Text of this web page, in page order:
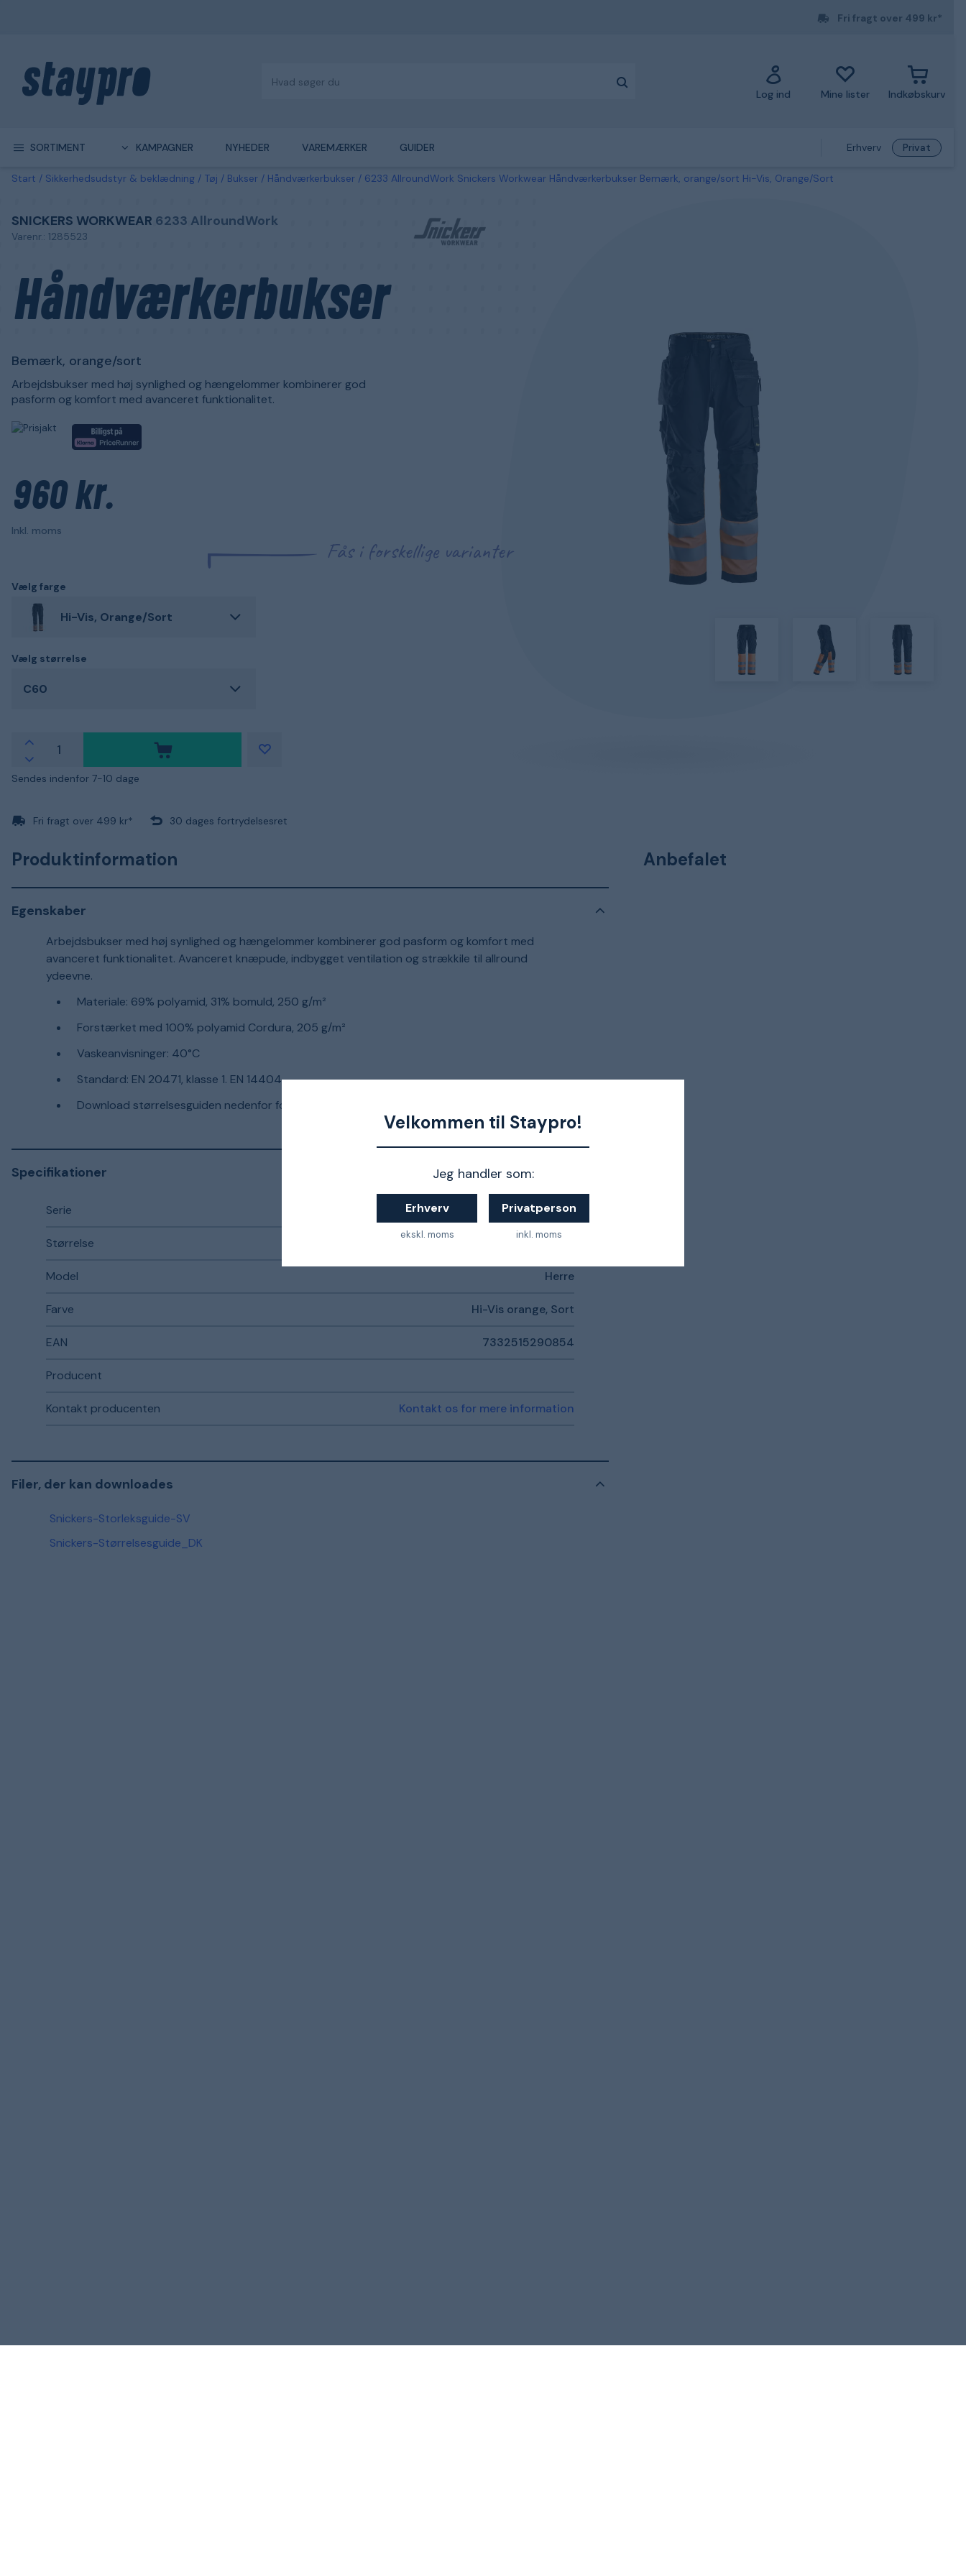
Velkommen til Staypro!
Jeg handler som:
Erhverv
ekskl. moms
Privatperson
inkl. moms
Fri fragt over 499 kr*
Log ind Mine lister Indkøbskurv
SORTIMENT KAMPAGNER NYHEDER VAREMÆRKER GUIDER Erhverv Privat
Start Sikkerhedsudstyr & beklædning Tøj Bukser Håndværkerbukser 6233 AllroundWork Snickers Workwear Håndværkerbukser Bemærk, orange/sort Hi-Vis, Orange/Sort
SNICKERS WORKWEAR 6233 AllroundWork
Varenr.: 1285523
Håndværkerbukser
Bemærk, orange/sort
Arbejdsbukser med høj synlighed og hængelommer kombinerer god
pasform og komfort med avanceret funktionalitet.
960 kr.
Inkl. moms
Fås i forskellige varianter
Vælg farge
Hi-Vis, Orange/Sort
Vælg størrelse
C60
Sendes indenfor 7-10 dage
Fri fragt over 499 kr* 30 dages fortrydelsesret
Produktinformation
Egenskaber
Arbejdsbukser med høj synlighed og hængelommer kombinerer god pasform og komfort med
avanceret funktionalitet. Avanceret knæpude, indbygget ventilation og strækkile til allround
ydeevne.
Materiale: 69% polyamid, 31% bomuld, 250 g/m²
Forstærket med 100% polyamid Cordura, 205 g/m²
Vaskeanvisninger: 40°C
Standard: EN 20471, klasse 1. EN 14404
Download størrelsesguiden nedenfor for detaljeret info og vejledning om valg af størrelse
Specifikationer
Serie Snickers Workwear AllroundWork
Størrelse
Model Herre
Farve Hi-Vis orange, Sort
EAN 7332515290854
Producent
Kontakt producenten Kontakt os for mere information
Filer, der kan downloades
Snickers-Storleksguide-SV
Snickers-Størrelsesguide_DK
Anbefalet